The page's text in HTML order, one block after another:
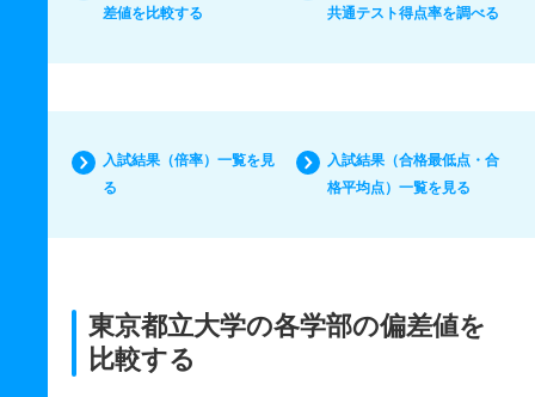
差値を比較する
共通テスト得点率を調べる
入試結果（倍率）一覧を見
る
入試結果（合格最低点・合
格平均点）一覧を見る
東京都立大学の各学部の偏差値を
比較する